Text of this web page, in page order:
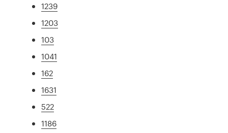
1239
1203
103
1041
162
1631
522
1186